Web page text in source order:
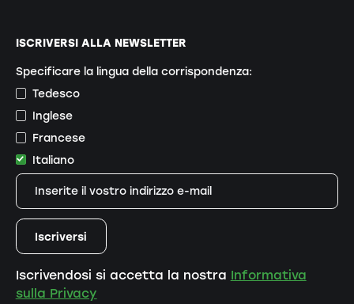
ISCRIVERSI ALLA NEWSLETTER
Specificare la lingua della corrispondenza:
Tedesco
Inglese
Francese
Italiano
Iscrivendosi si accetta la nostra Informativa
sulla Privacy